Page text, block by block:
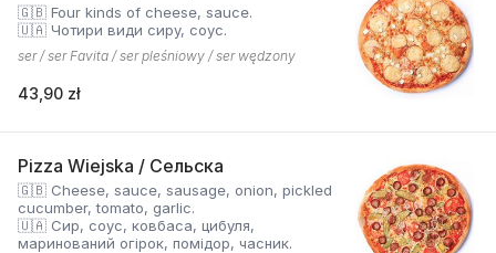
🇬🇧 Four kinds of cheese, sauce.
🇺🇦 Чотири види сиру, соус.
ser / ser Favita / ser pleśniowy / ser wędzony
43,90 zł
Pizza Wiejska / Сельска
🇬🇧 Cheese, sauce, sausage, onion, pickled
cucumber, tomato, garlic.
🇺🇦 Сир, соус, ковбаса, цибуля,
маринований огірок, помідор, часник.